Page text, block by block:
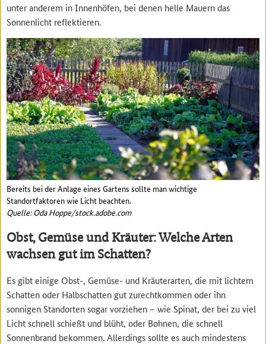
unter anderem in Innenhöfen, bei denen helle Mauern das
Sonnenlicht reflektieren.
Bereits bei der Anlage eines Gartens sollte man wichtige
Standortfaktoren wie Licht beachten.
Quelle: Oda Hoppe/stock.adobe.com
Obst, Gemüse und Kräuter: Welche Arten
wachsen gut im Schatten?
Es gibt einige Obst-, Gemüse- und Kräuterarten, die mit lichtem
Schatten oder Halbschatten gut zurechtkommen oder ihn
sonnigen Standorten sogar vorziehen – wie Spinat, der bei zu viel
Licht schnell schießt und blüht, oder Bohnen, die schnell
Sonnenbrand bekommen. Allerdings sollte es auch mindestens